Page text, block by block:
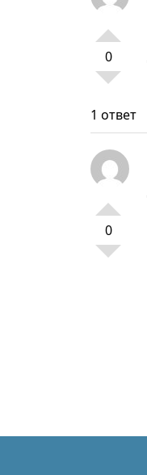
0
1 ответ
0